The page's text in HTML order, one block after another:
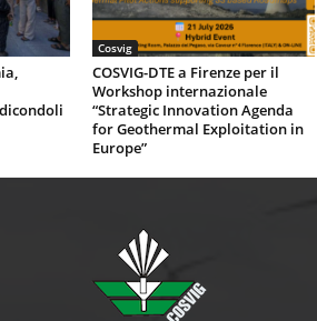
Cosvig
COSVIG-DTE a Firenze per il
Workshop internazionale
“Strategic Innovation Agenda
for Geothermal Exploitation in
Europe”